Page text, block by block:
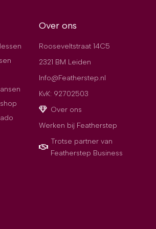
Over ons
Rooseveltstraat 14C5
2321 BM Leiden
Info@Featherstep.nl
KvK: 92702503
Over ons
Werken bij Featherstep
Trotse partner van
Featherstep Business